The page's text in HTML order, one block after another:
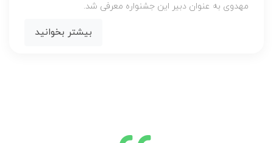
مهدوی به عنوان دبیر این جشنواره معرفی شد.
بیشتر بخوانید